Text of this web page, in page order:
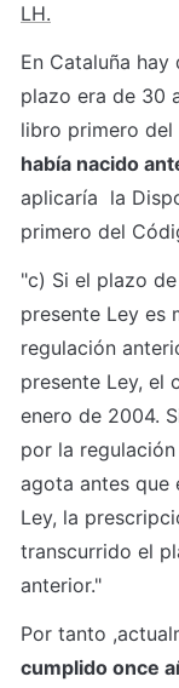
LH.
En Cataluña hay
plazo era de 30
libro primero
había nacido
aplicaría  la
primero del
"c) Si el plazo
presente Ley es
regulación
presente Ley, el
enero de 2004.
por la
agota antes que
Ley, la
transcurrido el
anterior."
Por tanto
cumplido once